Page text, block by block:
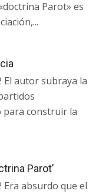
Parot» es
El autor subraya la
para construir la
Parot’
Era absurdo que el